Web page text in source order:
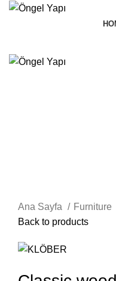
Ana Sayfa Furniture
Back to products